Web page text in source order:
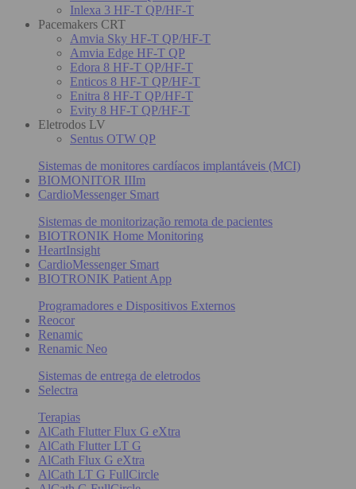
Inlexa 3 HF-T QP/HF-T
Pacemakers CRT
Amvia Sky HF-T QP/HF-T
Amvia Edge HF-T QP
Edora 8 HF-T QP/HF-T
Enticos 8 HF-T QP/HF-T
Enitra 8 HF-T QP/HF-T
Evity 8 HF-T QP/HF-T
Eletrodos LV
Sentus OTW QP
Sistemas de monitores cardíacos implantáveis (MCI)
BIOMONITOR IIIm
CardioMessenger Smart
Sistemas de monitorização remota de pacientes
BIOTRONIK Home Monitoring
HeartInsight
CardioMessenger Smart
BIOTRONIK Patient App
Programadores e Dispositivos Externos
Reocor
Renamic
Renamic Neo
Sistemas de entrega de eletrodos
Selectra
Terapias
AlCath Flutter Flux G eXtra
AlCath Flutter LT G
AlCath Flux G eXtra
AlCath LT G FullCircle